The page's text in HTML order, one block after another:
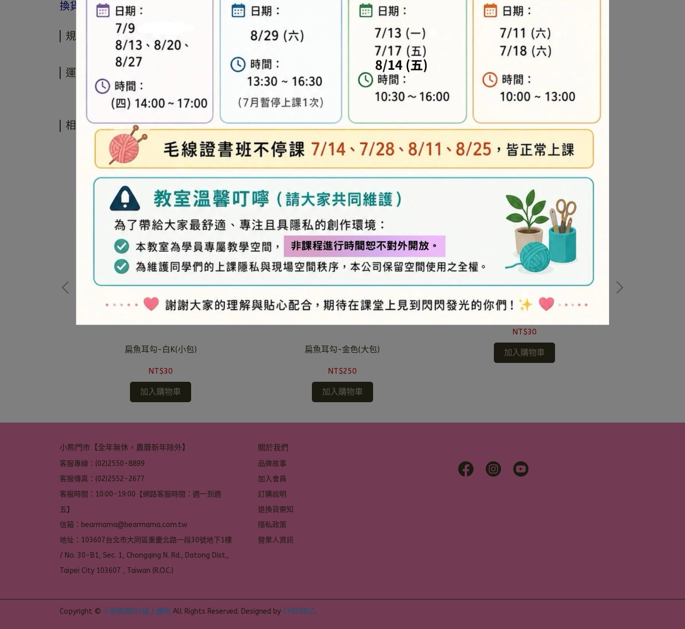
換貨。
規格說明
運送方式
相關商品
扁魚耳勾-白K(小包)
NT$30
加入購物車
扁魚耳勾-金色(大包)
NT$250
加入購物車
矽膠耳針-2mm+後束(小包)
NT$30
加入購物車
小熊門市【全年無休，農曆新年除外】
客服專線：(02)2550-8899
客服傳真：(02)2552-2677
客服時間：10:00-19:00【網路客服時間：週一到週
五】
信箱：bearmama@bearmama.com.tw
地址：103607台北市大同區重慶北路一段30號地下1樓
/ No. 30-B1, Sec. 1, Chongqing N. Rd., Datong Dist.,
Taipei City 103607 , Taiwan (R.O.C.)
關於我們
品牌故事
加入會員
訂購說明
退換貨需知
隱私政策
營業人資訊
Copyright © 小熊媽媽DIY線上購物 All Rights Reserved. Designed by CYBERBIZ.